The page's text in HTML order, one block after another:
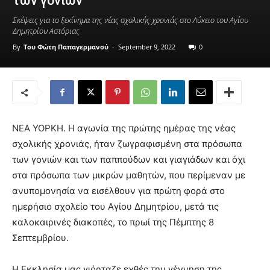
Σκέψεις για το ξεκίνημα της νέας σχολικής χρονιάς στο Λύκειο του Αγίου
Δημητρίου Αστόριας
By Του Φώτη Παπαγερμανού - September 9, 2022 0
ΝΕΑ ΥΟΡΚΗ. Η αγωνία της πρώτης ημέρας της νέας
σχολικής χρονιάς, ήταν ζωγραφισμένη στα πρόσωπα
των γονιών και των παππούδων και γιαγιάδων και όχι
στα πρόσωπα των μικρών μαθητών, που περίμεναν με
ανυπομονησία να εισέλθουν για πρώτη φορά στο
ημερήσιο σχολείο του Αγίου Δημητρίου, μετά τις
καλοκαιρινές διακοπές, το πρωί της Πέμπτης 8
Σεπτεμβρίου.